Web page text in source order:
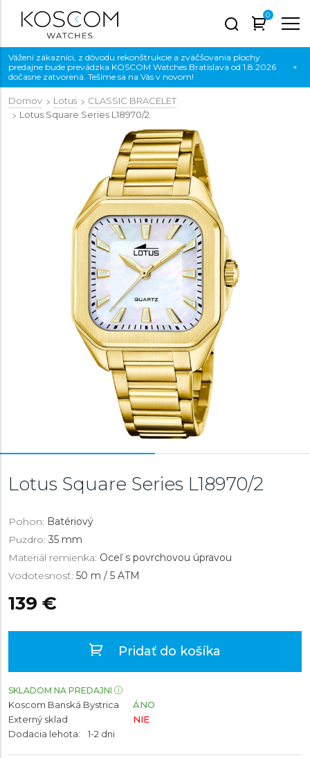
0
Vážení zákazníci, z dôvodu rekonštrukcie a zväčšovania plochy
predajne bude prevádzka KOSCOM Watches Bratislava od 1.8.2026
dočasne zatvorená. Tešíme sa na Vás v novom!
×
Domov Lotus
CLASSIC BRACELET
Lotus Square Series L18970/2
Lotus Square Series L18970/2
Pohon: Batériový
Puzdro: 35 mm
Materiál remienka: Oceľ s povrchovou úpravou
Vodotesnosť: 50 m / 5 ATM
139 €
Pridať do košíka
SKLADOM NA PREDAJNI
Koscom Banská Bystrica
ÁNO
Externý sklad
NIE
Dodacia lehota:
1-2 dni